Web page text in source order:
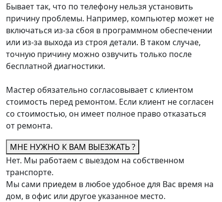
Бывает так, что по телефону нельзя установить
причину проблемы. Например, компьютер может не
включаться из-за сбоя в программном обеспечении
или из-за выхода из строя детали. В таком случае,
точную причину можно озвучить только после
бесплатной диагностики.
Мастер обязательно согласовывает с клиентом
стоимость перед ремонтом. Если клиент не согласен
со стоимостью, он имеет полное право отказаться
от ремонта.
МНЕ НУЖНО К ВАМ ВЫЕЗЖАТЬ ?
Нет. Мы работаем с выездом на собственном
транспорте.
Мы сами приедем в любое удобное для Вас время на
дом, в офис или другое указанное место.